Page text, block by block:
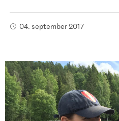
04. september 2017